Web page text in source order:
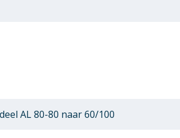
AL 80-80 naar 60/100